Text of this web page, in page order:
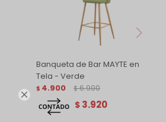

Banqueta de Bar MAYTE en
Tela - Verde
$ 4.900 $ 6.900
$ 3.920